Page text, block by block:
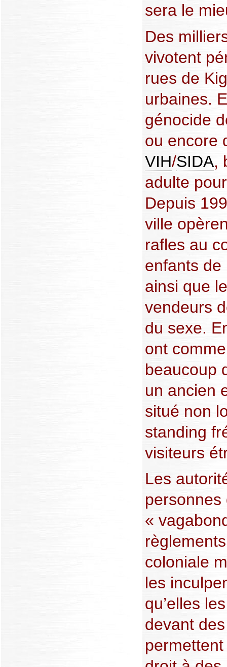
sera le
Des
vivotent
rues de
urbaines.
génocide
ou encore
VIH/SIDA,
adulte
Depuis
ville
rafles au
enfants de
ainsi que
vendeurs
du sexe.
ont
beaucoup
un ancien
situé non
standing
visiteurs
Les
«
coloniale
les
qu’elles
devant